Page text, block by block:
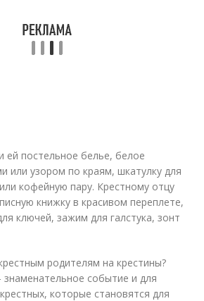
постельное белье, белое
или узором по краям, шкатулку для
кофейную пару. Крестному отцу
книжку в красивом переплете,
ключей, зажим для галстука, зонт
родителям на крестины?
знаменательное событие и для
которые становятся для